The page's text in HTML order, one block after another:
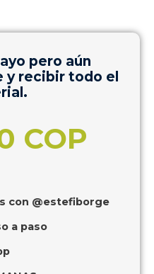
pero aún
recibir todo el
COP
con @estefiborge
a paso